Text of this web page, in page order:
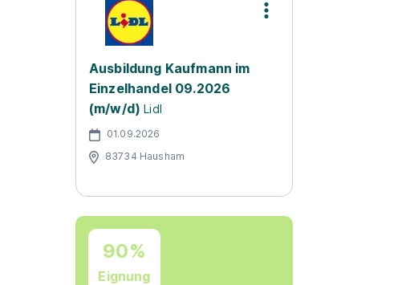
Ausbildung Kaufmann im
Einzelhandel 09.2026
(m/w/d) Lidl
01.09.2026
83734 Hausham
90%
Eignung